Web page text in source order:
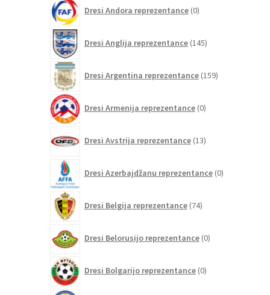
Dresi Andora reprezentance 0izdelkov
Dresi Anglija reprezentance 145izdelkov
Dresi Argentina reprezentance 159izdelkov
Dresi Armenija reprezentance 0izdelkov
Dresi Avstrija reprezentance 13izdelkov
Dresi Azerbajdžanu reprezentance 0izdelkov
Dresi Belgija reprezentance 74izdelkov
Dresi Belorusijo reprezentance 0izdelkov
Dresi Bolgarijo reprezentance 0izdelkov